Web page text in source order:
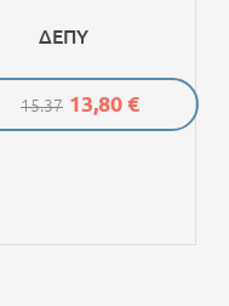
ΔΕΠΥ
15.37 13,80 €